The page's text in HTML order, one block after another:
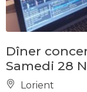
Dîner
Samedi 28
Lorient